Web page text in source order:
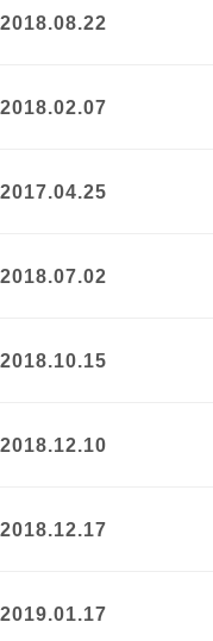
2018.08.22
2018.02.07
2017.04.25
2018.07.02
2018.10.15
2018.12.10
2018.12.17
2019.01.17